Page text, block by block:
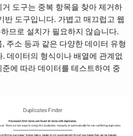
도구는 중복 항목을 찾아 제거하
반 도구입니다. 가볍고 매끄럽고 웹
므로 설치가 필요하지 않습니다.
주소 등과 같은 다양한 데이터 유형
데이터의 형식이나 배열에 관계없
에 따라 데이터를 테스트하여 중